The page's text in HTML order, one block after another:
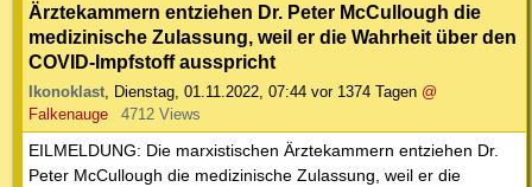
Ärztekammern entziehen Dr. Peter McCullough die
medizinische Zulassung, weil er die Wahrheit über den
COVID-Impfstoff ausspricht
Ikonoklast, Dienstag, 01.11.2022, 07:44 vor 1374 Tagen @
Falkenauge
4712 Views
EILMELDUNG: Die marxistischen Ärztekammern entziehen Dr.
Peter McCullough die medizinische Zulassung, weil er die